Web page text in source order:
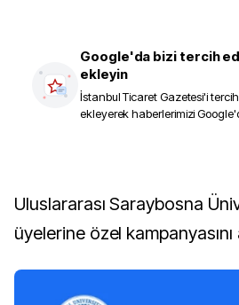
Google'da bizi tercih
ekleyin
İstanbul Ticaret Gazetesi'i
ekleyerek haberlerimizi
Uluslararası Saraybosna Üniversitesi İTO
üyelerine özel kampanyasını